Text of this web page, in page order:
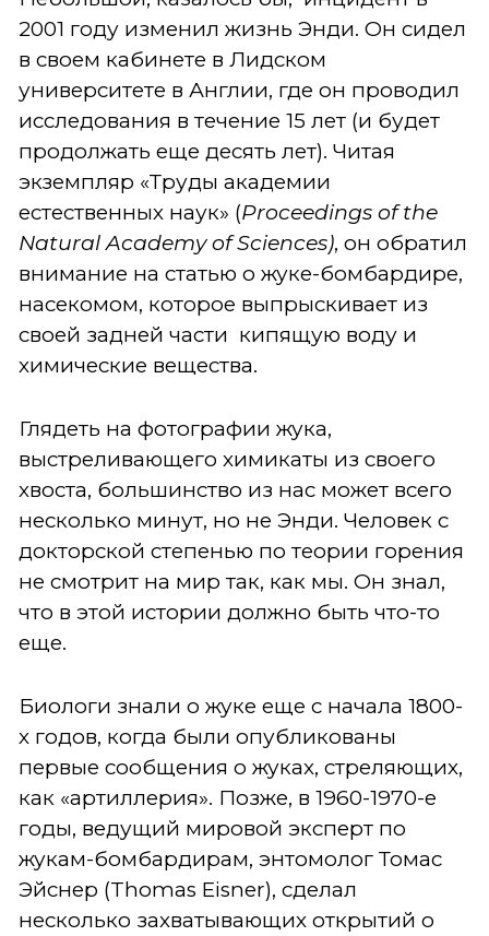
2001 году изменил жизнь Энди. Он сидел
в своем кабинете в Лидском
университете в Англии, где он проводил
исследования в течение 15 лет (и будет
продолжать еще десять лет). Читая
экземпляр «Труды академии
естественных наук» (Proceedings of the
Natural Academy of Sciences), он обратил
внимание на статью о жуке-бомбардире,
насекомом, которое выпрыскивает из
своей задней части кипящую воду и
химические вещества.
Глядеть на фотографии жука,
выстреливающего химикаты из своего
хвоста, большинство из нас может всего
несколько минут, но не Энди. Человек с
докторской степенью по теории горения
не смотрит на мир так, как мы. Он знал,
что в этой истории должно быть что-то
еще.
Биологи знали о жуке еще с начала 1800-
х годов, когда были опубликованы
первые сообщения о жуках, стреляющих,
как «артиллерия». Позже, в 1960-1970-е
годы, ведущий мировой эксперт по
жукам-бомбардирам, энтомолог Томас
Эйснер (Thomas Eisner), сделал
несколько захватывающих открытий о